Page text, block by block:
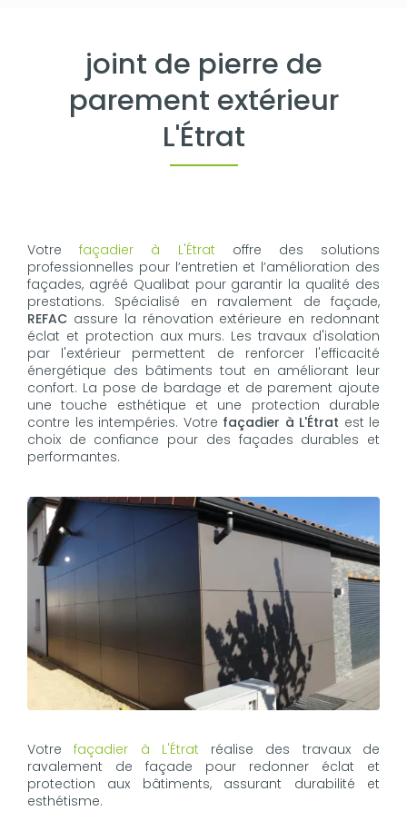
joint de pierre de
parement extérieur
L'Étrat
Votre façadier à L'Étrat offre des solutions
professionnelles pour l’entretien et l’amélioration des
façades, agréé Qualibat pour garantir la qualité des
prestations. Spécialisé en ravalement de façade,
REFAC assure la rénovation extérieure en redonnant
éclat et protection aux murs. Les travaux d'isolation
par l'extérieur permettent de renforcer l'efficacité
énergétique des bâtiments tout en améliorant leur
confort. La pose de bardage et de parement ajoute
une touche esthétique et une protection durable
contre les intempéries. Votre façadier à L'Étrat est le
choix de confiance pour des façades durables et
performantes.
Votrefaçadier à L'Étrat réalise des travaux de
ravalement de façade pour redonner éclat et
protection aux bâtiments, assurant durabilité et
esthétisme.